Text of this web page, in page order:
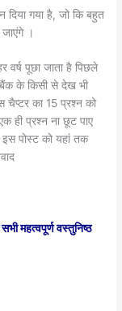
दिया गया है, जो कि बहुत
।
वर्ष पूछा जाता है पिछले
बैंक के किसी से देख भी
का 15 प्रश्न को
ही प्रश्न ना छूट पाए
पोस्ट को यहां तक
महत्वपूर्ण वस्तुनिष्ठ